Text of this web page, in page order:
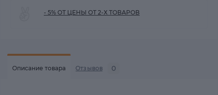
- 5% ОТ ЦЕНЫ ОТ 2-Х ТОВАРОВ
Описание товара Отзывов 0